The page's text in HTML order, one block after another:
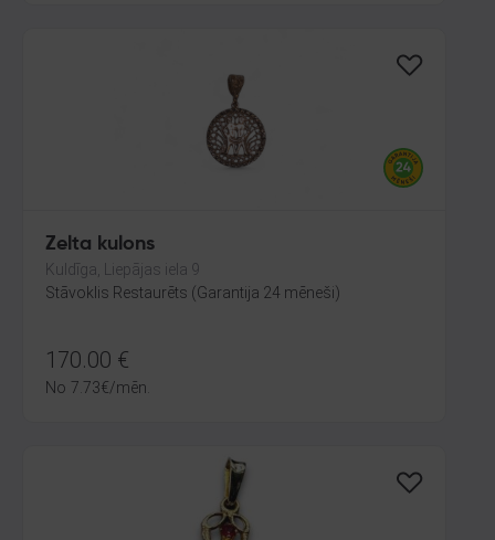
Zelta kulons
Kuldīga, Liepājas iela 9
Stāvoklis Restaurēts (Garantija 24 mēneši)
170.00 €
No 7.73€/mēn.